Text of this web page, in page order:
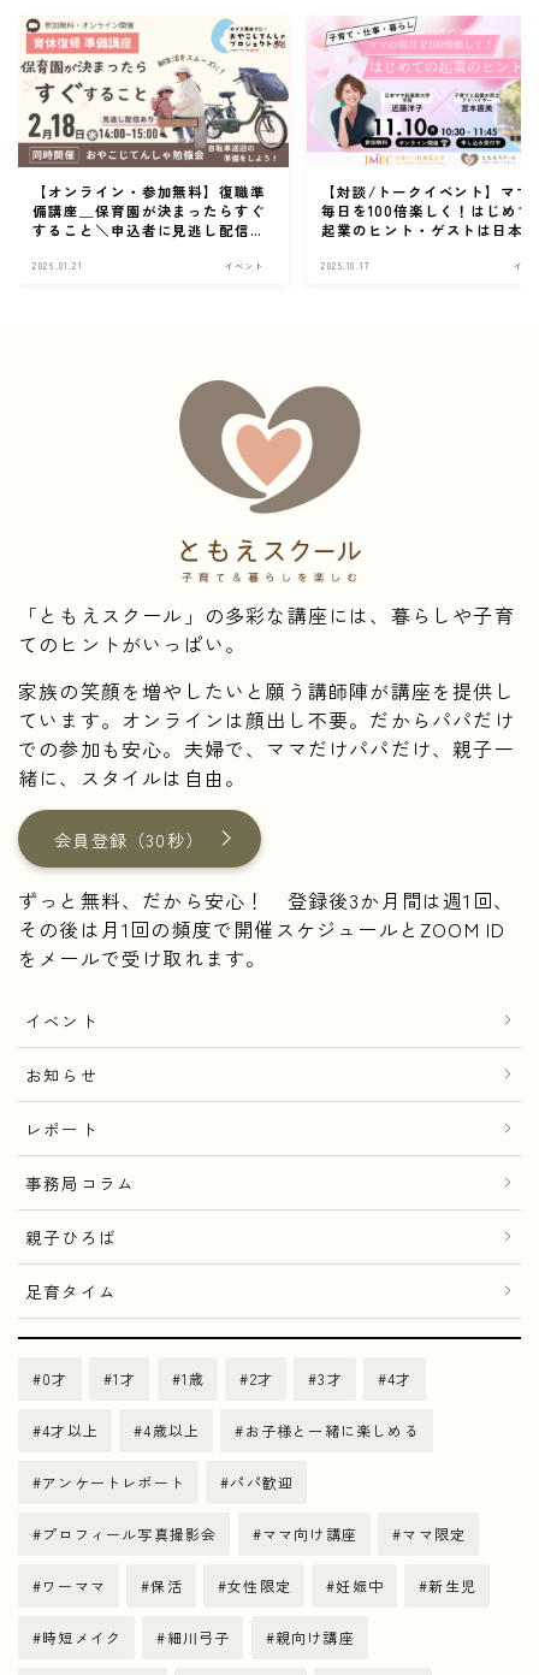
【オンライン・参加無料】復職準
備講座＿保育園が決まったらすぐ
すること＼申込者に見逃し配信あ
2026.01.21 イベント
【対談/トークイベント】ママ
毎日を100倍楽しく！はじめて
起業のヒント・ゲストは日本
2025.10.17 イベ
「ともえスクール」の多彩な講座には、暮らしや子育
てのヒントがいっぱい。
家族の笑顔を増やしたいと願う講師陣が講座を提供し
ています。オンラインは顔出し不要。だからパパだけ
での参加も安心。夫婦で、ママだけパパだけ、親子一
緒に、スタイルは自由。
会員登録（30秒）
ずっと無料、だから安心！ 登録後3か月間は週1回、
その後は月1回の頻度で開催スケジュールとZOOM ID
をメールで受け取れます。
イベント
お知らせ
レポート
事務局コラム
親子ひろば
足育タイム
0才 1才 1歳 2才 3才 4才
4才以上 4歳以上 お子様と一緒に楽しめる
アンケートレポート パパ歓迎
プロフィール写真撮影会 ママ向け講座 ママ限定
ワーママ 保活 女性限定 妊娠中 新生児
時短メイク 細川弓子 親向け講座